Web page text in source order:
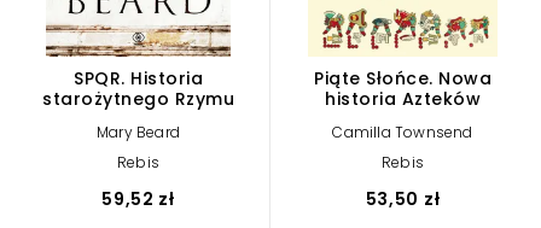
SPQR. Historia
starożytnego Rzymu
Mary Beard
Rebis
59,52 zł
Piąte Słońce. Nowa
historia Azteków
Camilla Townsend
Rebis
53,50 zł